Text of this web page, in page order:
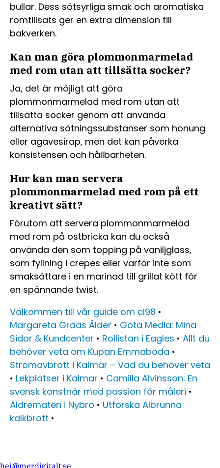
bullar. Dess sötsyrliga smak och aromatiska
romtillsats ger en extra dimension till
bakverken.
Kan man göra plommonmarmelad
med rom utan att tillsätta socker?
Ja, det är möjligt att göra
plommonmarmelad med rom utan att
tillsätta socker genom att använda
alternativa sötningssubstanser som honung
eller agavesirap, men det kan påverka
konsistensen och hållbarheten.
Hur kan man servera
plommonmarmelad med rom på ett
kreativt sätt?
Förutom att servera plommonmarmelad
med rom på ostbricka kan du också
använda den som topping på vaniljglass,
som fyllning i crepes eller varför inte som
smaksättare i en marinad till grillat kött för
en spännande twist.
Välkommen till vår guide om cl98 •
Margareta Grääs Ålder • Göta Media: Mina
Sidor & Kundcenter • Rollistan i Eagles • Allt du
behöver veta om Kupan Emmaboda •
Strömavbrott i Kalmar – Vad du behöver veta
• Lekplatser i Kalmar • Camilla Alvinsson: En
svensk konstnär med passion för måleri •
Äldrematen i Nybro • Utforska Albrunna
kalkbrott •